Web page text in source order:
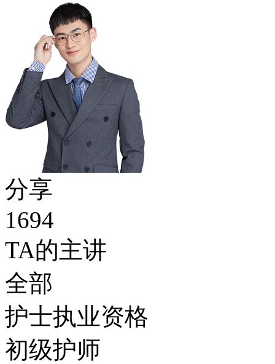
分享
1694
TA的主讲
全部
护士执业资格
初级护师